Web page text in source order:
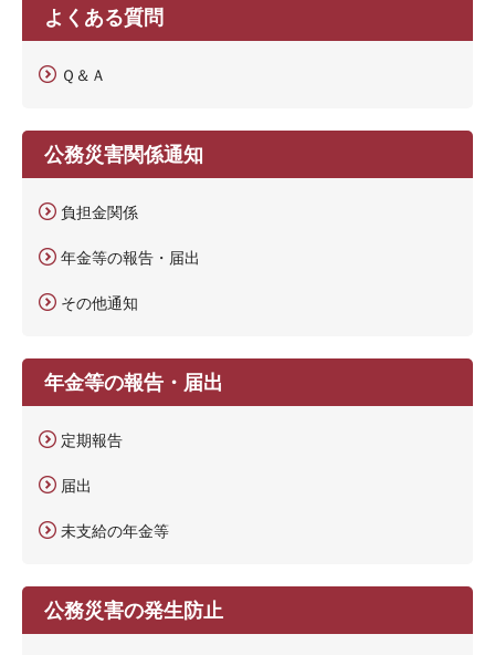
よくある質問
Ｑ＆Ａ
公務災害関係通知
負担金関係
年金等の報告・届出
その他通知
年金等の報告・届出
定期報告
届出
未支給の年金等
公務災害の発生防止